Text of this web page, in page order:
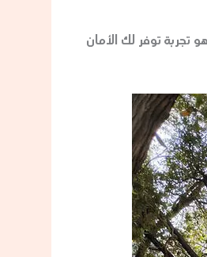
توفر لك الأمان